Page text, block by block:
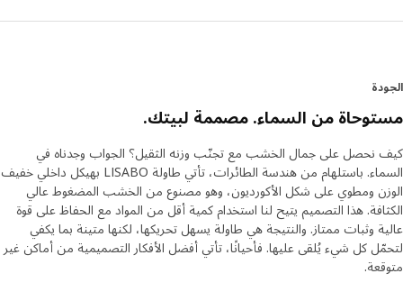
من السماء. مصممة لبيتك.
نحصل على جمال الخشب مع تجنّب وزنه الثقيل؟ الجواب وجدناه في
السماء. باستلهام من هندسة الطائرات، تأتي طاولة LISABO بهيكل داخلي خفيف
ومطوي على شكل الأكورديون، وهو مصنوع من الخشب المضغوط عالي
هذا التصميم يتيح لنا استخدام كمية أقل من المواد مع الحفاظ على قوة
وثبات ممتاز. والنتيجة هي طاولة يسهل تحريكها، لكنها متينة بما يكفي
كل شيء يُلقى عليها. فأحيانًا، تأتي أفضل الأفكار التصميمية من أماكن غير